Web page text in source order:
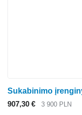
907,30 € 3 900 PLN